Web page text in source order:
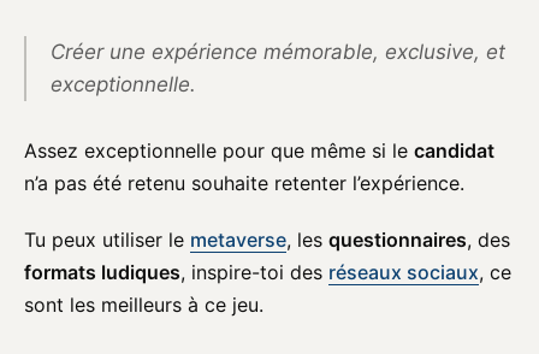
Créer une expérience mémorable, exclusive, et
exceptionnelle.
Assez exceptionnelle pour que même si le candidat
n’a pas été retenu souhaite retenter l’expérience.
Tu peux utiliser le metaverse, les questionnaires, des
formats ludiques, inspire-toi des réseaux sociaux, ce
sont les meilleurs à ce jeu.